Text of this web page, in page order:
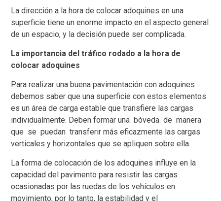
La dirección a la hora de colocar adoquines en una
superficie tiene un enorme impacto en el aspecto general
de un espacio, y la decisión puede ser complicada.
La importancia del tráfico rodado a la hora de
colocar adoquines
Para realizar una buena pavimentación con adoquines
debemos saber que una superficie con estos elementos
es un área de carga estable que transfiere las cargas
individualmente. Deben formar una bóveda de manera
que se puedan transferir más eficazmente las cargas
verticales y horizontales que se apliquen sobre ella.
La forma de colocación de los adoquines influye en la
capacidad del pavimento para resistir las cargas
ocasionadas por las ruedas de los vehículos en
movimiento, por lo tanto, la estabilidad y el